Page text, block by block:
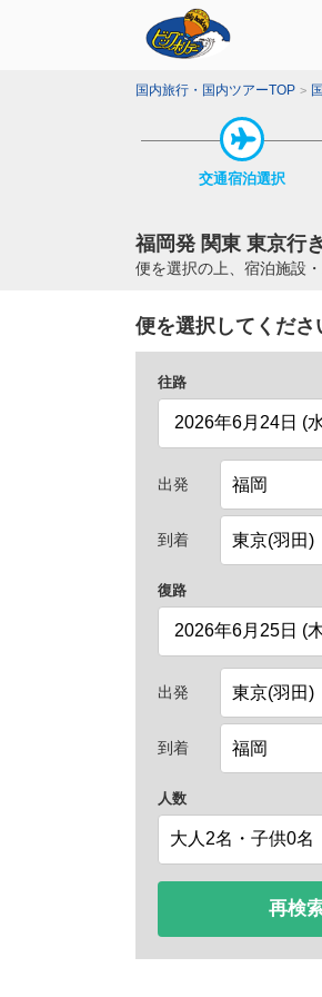
国内旅行・国内ツアーTOP
交通宿泊選択
福岡発 関東 東京行
便を選択の上、宿泊施設
便を選択してくださ
往路
出発
到着
復路
出発
到着
人数
再検